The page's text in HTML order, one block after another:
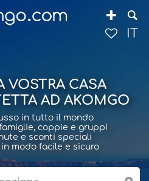
VOSTRA CASA
AD AKOMGO
in tutto il mondo
coppie e gruppi
e sconti speciali
modo facile e sicuro
IT